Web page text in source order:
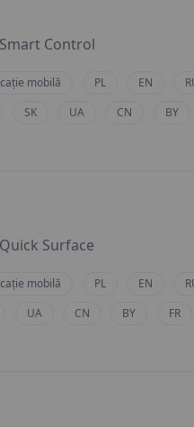
Control
mobilă PL EN
SK UA CN BY
Surface
mobilă PL EN
UA CN BY FR